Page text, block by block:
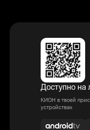
Доступно
КИОН в твоей
устройствах